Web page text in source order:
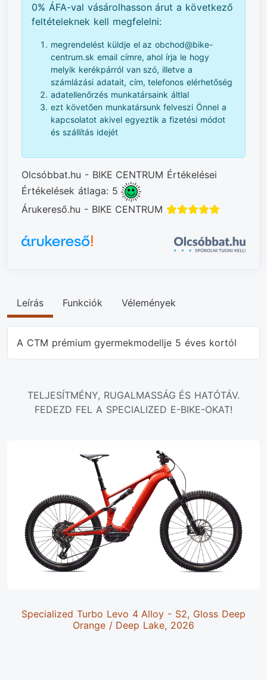
0% ÁFA-val vásárolhasson árut a következő
feltételeknek kell megfelelni:
megrendelést küldje el az obchod@bike-
centrum.sk email címre, ahol írja le hogy
melyik kerékpárról van szó, illetve a
számlázási adatait, cím, telefonos elérhetőség
adatellenőrzés munkatársaink áltlal
ezt követően munkatársunk felveszi Önnel a
kapcsolatot akivel egyeztik a fizetési módot
és szállítás idejét
Olcsóbbat.hu - BIKE CENTRUM Értékelései
Értékelések átlaga: 5
Árukereső.hu - BIKE CENTRUM
Leírás Funkciók Vélemények
A CTM prémium gyermekmodellje 5 éves kortól
TELJESÍTMÉNY, RUGALMASSÁG ÉS HATÓTÁV.
FEDEZD FEL A SPECIALIZED E-BIKE-OKAT!
Specialized Turbo Levo 4 Alloy - S2, Gloss Deep
Orange / Deep Lake, 2026